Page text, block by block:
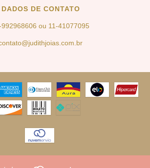
DADOS DE CONTATO
992968606 ou 11-41077095